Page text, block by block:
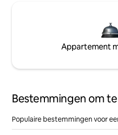
Appartement
Bestemmingen om
Populaire bestemmingen voor